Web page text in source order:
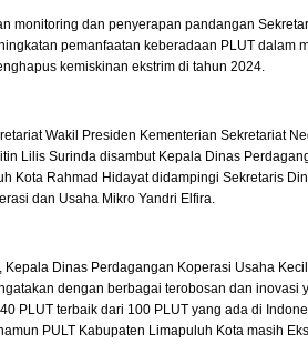
monitoring dan penyerapan pandangan
pemanfaatan keberadaan PLUT dalam
kemiskinan ekstrim di tahun 2024.
Wakil Presiden Kementerian Sekretariat
Lilis Surinda disambut Kepala Dinas
Kota Rahmad Hidayat didampingi Sekretaris
dan Usaha Mikro Yandri Elfira.
Kepala Dinas Perdagangan Koperasi Usaha
dengan berbagai terobosan dan inovasi
PLUT terbaik dari 100 PLUT yang ada di
PULT Kabupaten Limapuluh Kota masih